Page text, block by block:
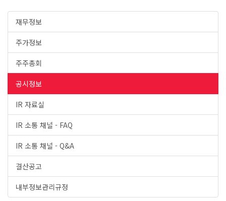
재무정보
주가정보
주주총회
공시정보
IR 자료실
IR 소통 채널 - FAQ
IR 소통 채널 - Q&A
결산공고
내부정보관리규정